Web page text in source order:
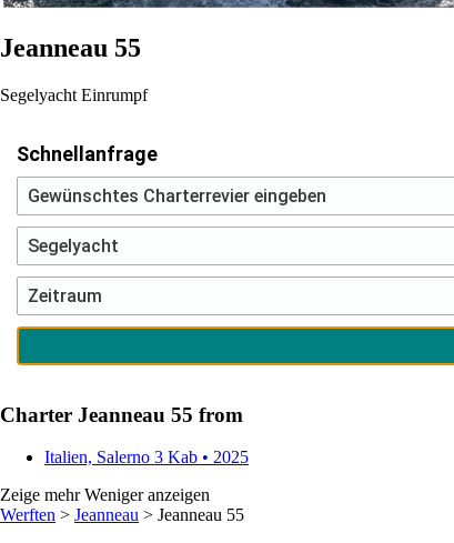
Jeanneau 55
Segelyacht Einrumpf
Schnellanfrage
Charter Jeanneau 55 from
Italien, Salerno 3 Kab • 2025
Zeige mehr Weniger anzeigen
Werften > Jeanneau > Jeanneau 55